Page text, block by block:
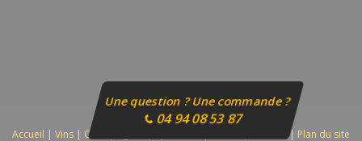
Accueil | Vins | Champagnes Contact| Plan du site
Une question ? Une commande ?
04 94 08 53 87